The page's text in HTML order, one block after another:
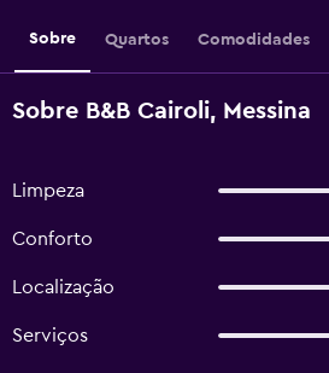
Sobre Quartos Comodidades
Sobre B&B Cairoli, Messina
Limpeza
Conforto
Localização
Serviços